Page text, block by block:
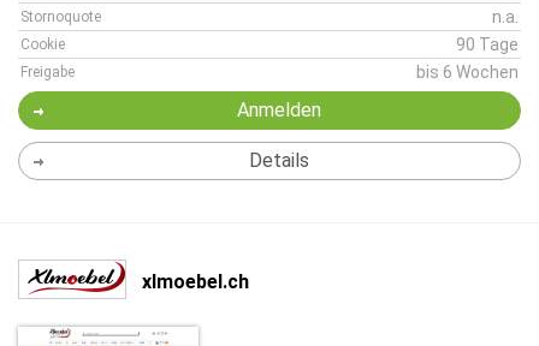
Stornoquote n.a.
Cookie 90 Tage
Freigabe bis 6 Wochen
Anmelden
Details
xlmoebel.ch